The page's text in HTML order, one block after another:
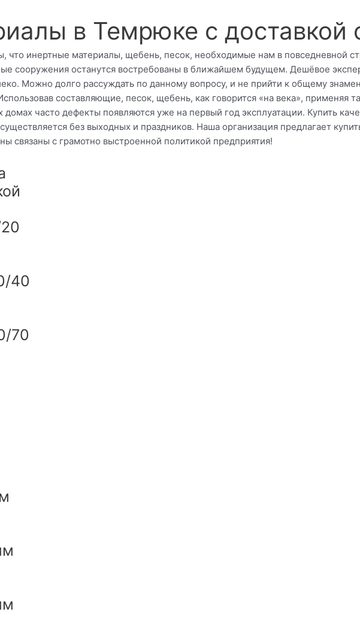
в Темрюке с доставкой
инертные материалы, щебень, песок, необходимые нам в повседневной
сооружения останутся востребованы в ближайшем будущем. Дешёвое
Можно долго рассуждать по данному вопросу, и не прийти к общему
составляющие, песок, щебень, как говорится «на века», применяя
домах часто дефекты появляются уже на первый год эксплуатации. Купить
без выходных и праздников. Наша организация предлагает
связаны с грамотно выстроенной политикой предприятия!
40
70